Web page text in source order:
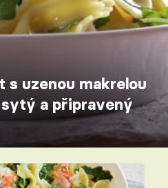
uzenou makrelou
a připravený